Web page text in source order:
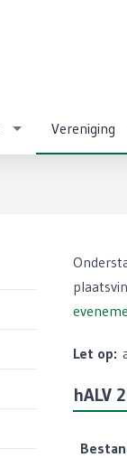
Vereniging
Let op:
hALV